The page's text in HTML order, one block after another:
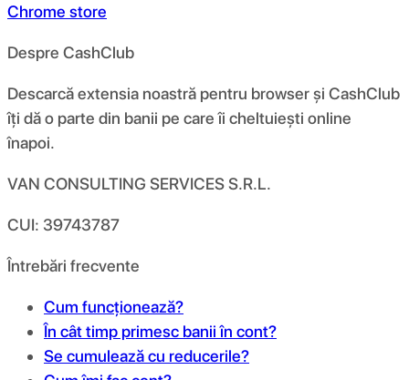
Chrome store
Despre CashClub
Descarcă extensia noastră pentru browser și CashClub
îți dă o parte din banii pe care îi cheltuiești online
înapoi.
VAN CONSULTING SERVICES S.R.L.
CUI: 39743787
Întrebări frecvente
Cum funcționează?
În cât timp primesc banii în cont?
Se cumulează cu reducerile?